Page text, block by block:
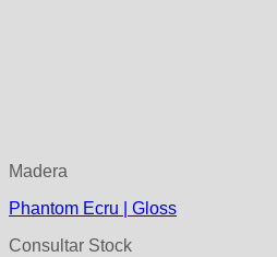
Madera
Phantom Ecru | Gloss
Consultar Stock